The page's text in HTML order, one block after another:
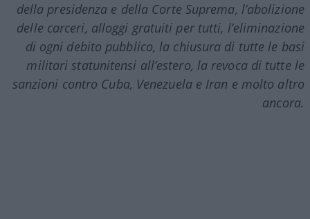
della presidenza e della Corte Suprema, l’abolizione
delle carceri, alloggi gratuiti per tutti, l’eliminazione
di ogni debito pubblico, la chiusura di tutte le basi
militari statunitensi all’estero, la revoca di tutte le
sanzioni contro Cuba, Venezuela e Iran e molto altro
ancora.